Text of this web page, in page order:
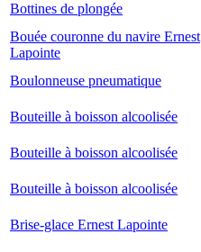
Bottines de plongée
Bouée couronne du navire Ernest
Lapointe
Boulonneuse pneumatique
Bouteille à boisson alcoolisée
Bouteille à boisson alcoolisée
Bouteille à boisson alcoolisée
Brise-glace Ernest Lapointe